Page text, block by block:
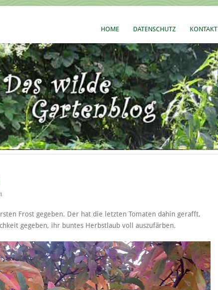
HOME DATENSCHUTZ KONTAKT
Frost gegeben. Der hat die letzten Tomaten dahin gerafft,
gegeben, ihr buntes Herbstlaub voll auszufärben.